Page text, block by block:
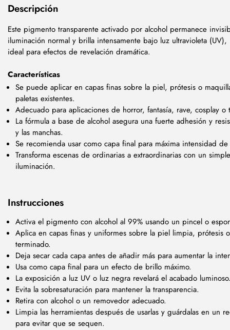
Descripción
Este pigmento transparente activado por alcohol permanece
iluminación normal y brilla intensamente bajo luz ultravioleta
ideal para efectos de revelación dramática.
Características
Se puede aplicar en capas finas sobre la piel, prótesis o
paletas existentes.
Adecuado para aplicaciones de horror, fantasía, rave, cosplay o
La fórmula a base de alcohol asegura una fuerte adhesión y
y las manchas.
Se recomienda usar como capa final para máxima intensidad
Transforma escenas de ordinarias a extraordinarias con un
iluminación.
Instrucciones
Activa el pigmento con alcohol al 99% usando un pincel o
Aplica en capas finas y uniformes sobre la piel limpia, prótesis
terminado.
Deja secar cada capa antes de añadir más para aumentar la
Usa como capa final para un efecto de brillo máximo.
La exposición a luz UV o luz negra revelará el acabado
Evita la sobresaturación para mantener la transparencia.
Retira con alcohol o un removedor adecuado.
Limpia las herramientas después de usarlas y guárdalas en un
para evitar que se sequen.